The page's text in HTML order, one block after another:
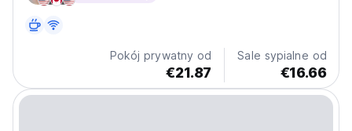
Pokój prywatny od
€21.87
Sale sypialne od
€16.66